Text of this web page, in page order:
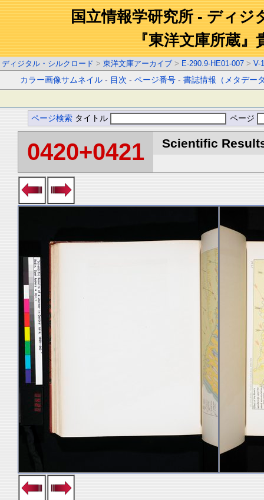
国立情報学研究所 - ディジ
『東洋文庫所蔵』
ディジタル・シルクロード > 東洋文庫アーカイブ > E-290.9-HE01-007 > V-1
カラー画像サムネイル - 目次 -ページ番号 -書誌情報（メタデー
ページ検索 タイトル ページ
0420+0421 Scientific